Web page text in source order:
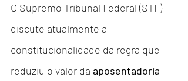
O Supremo Tribunal Federal (STF)
discute atualmente a
constitucionalidade da regra que
reduziu o valor da aposentadoria